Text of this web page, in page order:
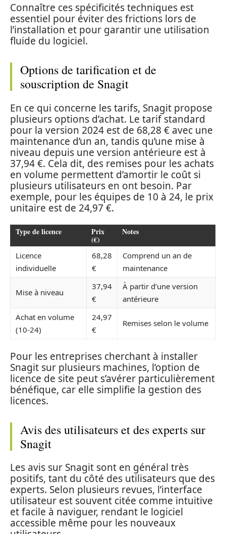
Connaître ces spécificités techniques est
essentiel pour éviter des frictions lors de
l’installation et pour garantir une utilisation
fluide du logiciel.
Options de tarification et de
souscription de Snagit
En ce qui concerne les tarifs, Snagit propose
plusieurs options d’achat. Le tarif standard
pour la version 2024 est de 68,28 € avec une
maintenance d’un an, tandis qu’une mise à
niveau depuis une version antérieure est à
37,94 €. Cela dit, des remises pour les achats
en volume permettent d’amortir le coût si
plusieurs utilisateurs en ont besoin. Par
exemple, pour les équipes de 10 à 24, le prix
unitaire est de 24,97 €.
Type de licence Prix
(€)
Notes
Licence
individuelle
68,28
€
Comprend un an de
maintenance
Mise à niveau
37,94
€
À partir d’une version
antérieure
Achat en volume
(10-24)
24,97
€
Remises selon le volume
Pour les entreprises cherchant à installer
Snagit sur plusieurs machines, l’option de
licence de site peut s’avérer particulièrement
bénéfique, car elle simplifie la gestion des
licences.
Avis des utilisateurs et des experts sur
Snagit
Les avis sur Snagit sont en général très
positifs, tant du côté des utilisateurs que des
experts. Selon plusieurs revues, l’interface
utilisateur est souvent citée comme intuitive
et facile à naviguer, rendant le logiciel
accessible même pour les nouveaux